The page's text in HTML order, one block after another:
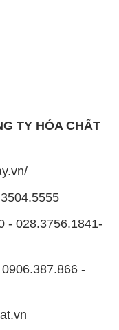
TY HÓA CHẤT
028.3756.1841-
Trị Đông B,